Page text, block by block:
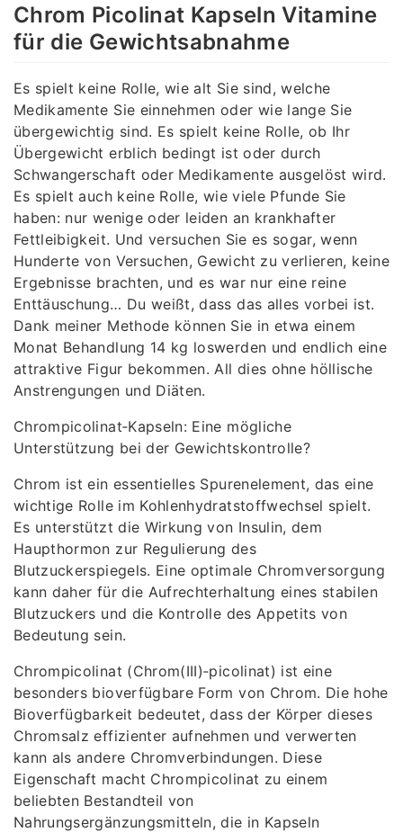
Chrom Picolinat Kapseln Vitamine
für die Gewichtsabnahme
Es spielt keine Rolle, wie alt Sie sind, welche
Medikamente Sie einnehmen oder wie lange Sie
übergewichtig sind. Es spielt keine Rolle, ob Ihr
Übergewicht erblich bedingt ist oder durch
Schwangerschaft oder Medikamente ausgelöst wird.
Es spielt auch keine Rolle, wie viele Pfunde Sie
haben: nur wenige oder leiden an krankhafter
Fettleibigkeit. Und versuchen Sie es sogar, wenn
Hunderte von Versuchen, Gewicht zu verlieren, keine
Ergebnisse brachten, und es war nur eine reine
Enttäuschung… Du weißt, dass das alles vorbei ist.
Dank meiner Methode können Sie in etwa einem
Monat Behandlung 14 kg loswerden und endlich eine
attraktive Figur bekommen. All dies ohne höllische
Anstrengungen und Diäten.
Chrompicolinat‑Kapseln: Eine mögliche
Unterstützung bei der Gewichtskontrolle?
Chrom ist ein essentielles Spurenelement, das eine
wichtige Rolle im Kohlenhydratstoffwechsel spielt.
Es unterstützt die Wirkung von Insulin, dem
Haupthormon zur Regulierung des
Blutzuckerspiegels. Eine optimale Chromversorgung
kann daher für die Aufrechterhaltung eines stabilen
Blutzuckers und die Kontrolle des Appetits von
Bedeutung sein.
Chrompicolinat (Chrom(III)‑picolinat) ist eine
besonders bioverfügbare Form von Chrom. Die hohe
Bioverfügbarkeit bedeutet, dass der Körper dieses
Chromsalz effizienter aufnehmen und verwerten
kann als andere Chromverbindungen. Diese
Eigenschaft macht Chrompicolinat zu einem
beliebten Bestandteil von
Nahrungsergänzungsmitteln, die in Kapseln